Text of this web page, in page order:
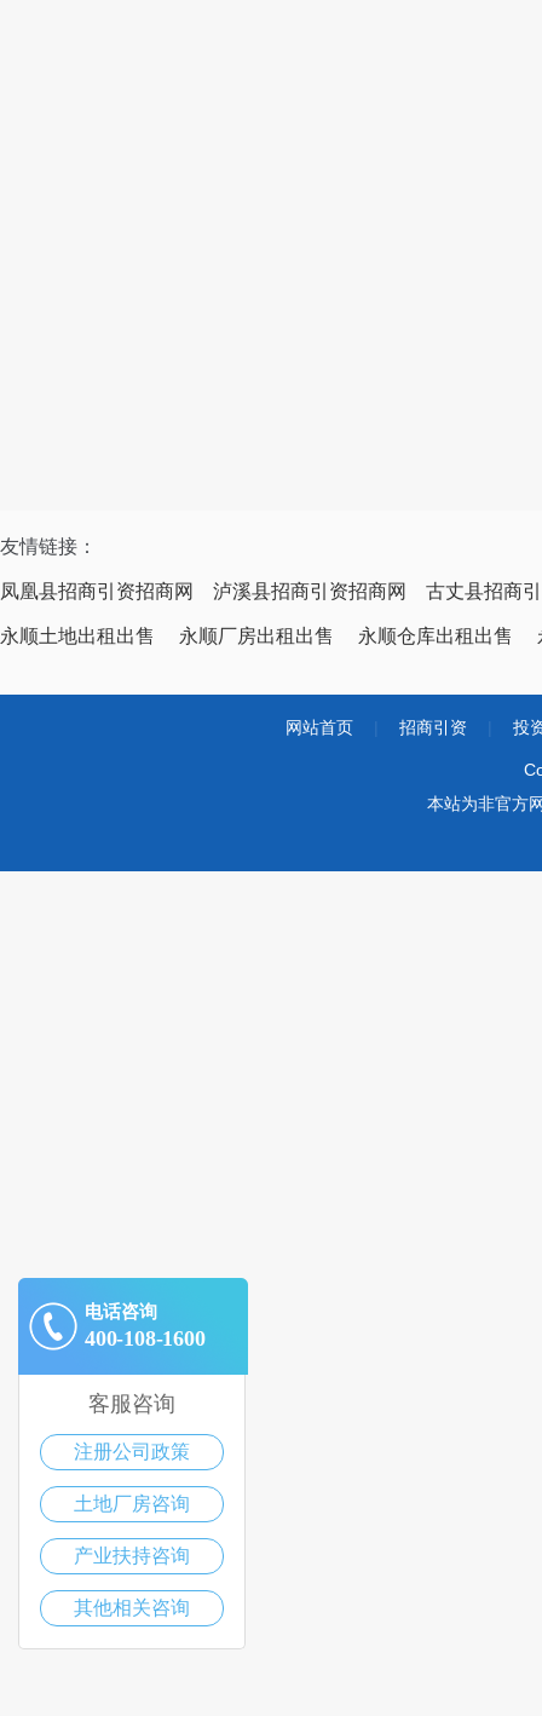
友情链接：
凤凰县招商引资招商网 泸溪县招商引资招商网 古丈县招商
永顺土地出租出售 永顺厂房出租出售 永顺仓库出租出售
网站首页 招商引资 投
本站为非官方
电话咨询
400-108-1600
客服咨询
注册公司政策
土地厂房咨询
产业扶持咨询
其他相关咨询